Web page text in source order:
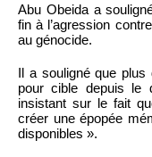
Abu Obeida a
fin à l’agression
au génocide.
Il a souligné que
pour cible depuis le
insistant sur le fait
créer une épopée
disponibles ».